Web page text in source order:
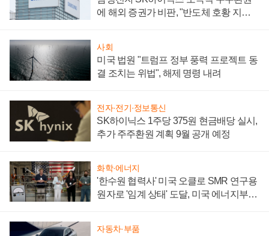
에 해외 증권가 비판, "반도체 호황 지속
사회
미국 법원 "트럼프 정부 풍력 프로젝트 동
결 조치는 위법", 해제 명령 내려
전자·전기·정보통신
SK하이닉스 1주당 375원 현금배당 실시,
추가 주주환원 계획 9월 공개 예정
화학·에너지
'한수원 협력사' 미국 오클로 SMR 연구용
원자로 '임계 상태' 도달, 미국 에너지부
자동차·부품